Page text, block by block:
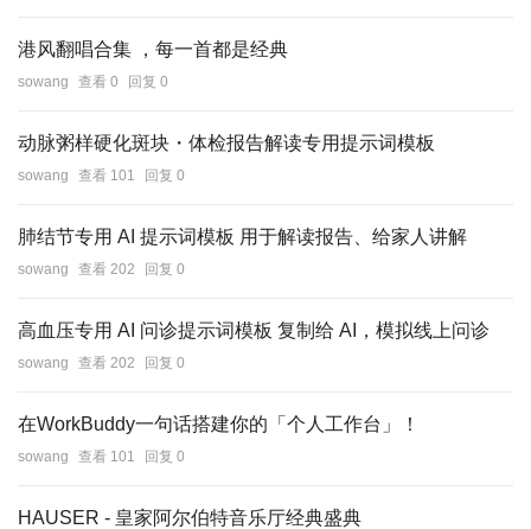
港风翻唱合集 ，每一首都是经典
sowang 查看 0 回复 0
动脉粥样硬化斑块・体检报告解读专用提示词模板
sowang 查看 101 回复 0
肺结节专用 AI 提示词模板 用于解读报告、给家人讲解
sowang 查看 202 回复 0
高血压专用 AI 问诊提示词模板 复制给 AI，模拟线上问诊
sowang 查看 202 回复 0
在WorkBuddy一句话搭建你的「个人工作台」！
sowang 查看 101 回复 0
HAUSER - 皇家阿尔伯特音乐厅经典盛典